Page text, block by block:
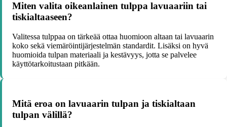
Miten valita oikeanlainen tulppa lavuaariin tai
tiskialtaaseen?
Valitessa tulppaa on tärkeää ottaa huomioon altaan tai lavuaarin
koko sekä viemäröintijärjestelmän standardit. Lisäksi on hyvä
huomioida tulpan materiaali ja kestävyys, jotta se palvelee
käyttötarkoitustaan pitkään.
Mitä eroa on lavuaarin tulpan ja tiskialtaan
tulpan välillä?